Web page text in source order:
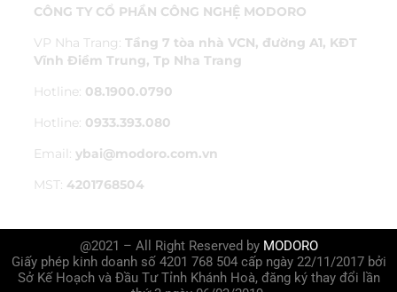
CÔNG TY CỔ PHẦN CÔNG NGHỆ MODORO
VP Nha Trang: Tầng 7 tòa nhà VCN, đường A1, KĐT
Vĩnh Điềm Trung, Tp Nha Trang
Hotline: 08.1900.0790
Hotline: 0933.393.080
Email: ybai@modoro.com.vn
MST: 4201768504
@2021 – All Right Reserved by MODORO
Giấy phép kinh doanh số 4201 768 504 cấp ngày 22/11/2017 bởi
Sở Kế Hoạch và Đầu Tư Tỉnh Khánh Hoà, đăng ký thay đổi lần